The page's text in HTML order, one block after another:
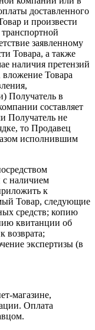
доставленного
и произвести
заявленному
Товара, а также
наличия претензий
Товара
Получатель в
составляет
Получатель не
то Продавец
исполнившим
с наличием
к
Товар, следующие
средств; копию
квитанции об
возврата;
экспертизы (в
магазине,
Оплата